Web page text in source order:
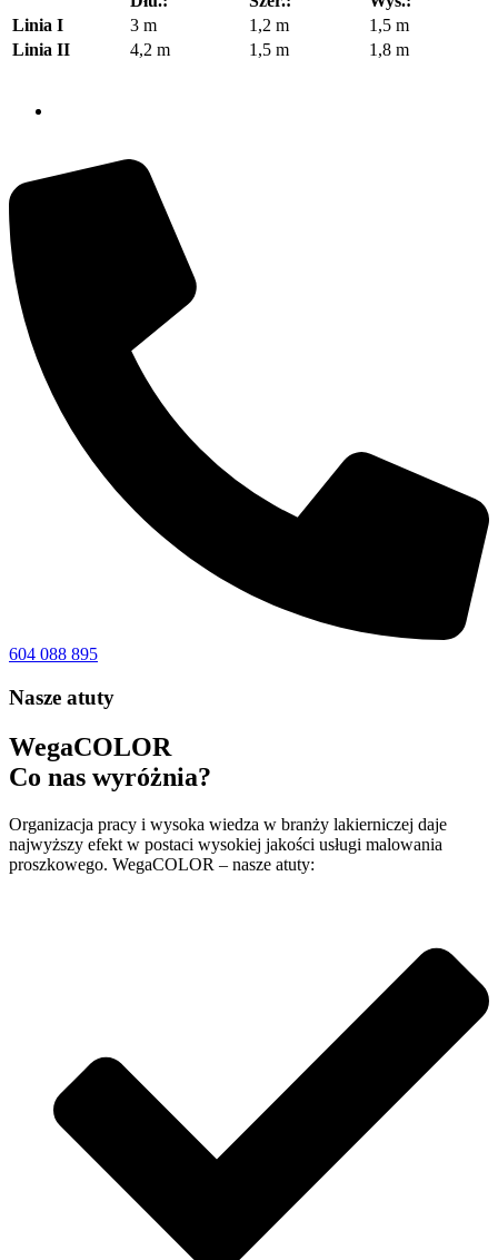
Linia I
3 m 1,2 m
1,5 m
Linia II
4,2 m 1,5 m 1,8 m
604 088 895
Nasze atuty
WegaCOLOR
Co nas wyróżnia?
Organizacja pracy i wysoka wiedza w branży lakierniczej daje
najwyższy efekt w postaci wysokiej jakości usługi malowania
proszkowego. WegaCOLOR – nasze atuty: